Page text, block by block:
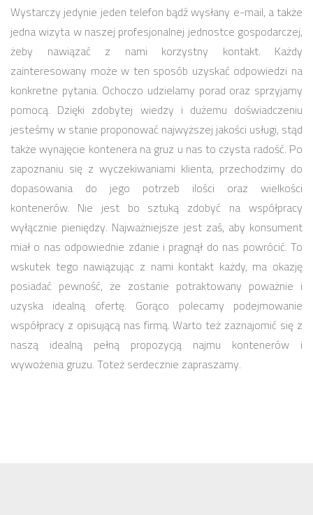
Wystarczy jedynie jeden telefon bądź wysłany e-mail, a także
jedna wizyta w naszej profesjonalnej jednostce gospodarczej,
żeby nawiązać z nami korzystny kontakt. Każdy
zainteresowany może w ten sposób uzyskać odpowiedzi na
konkretne pytania. Ochoczo udzielamy porad oraz sprzyjamy
pomocą. Dzięki zdobytej wiedzy i dużemu doświadczeniu
jesteśmy w stanie proponować najwyższej jakości usługi, stąd
także wynajęcie kontenera na gruz u nas to czysta radość. Po
zapoznaniu się z wyczekiwaniami klienta, przechodzimy do
dopasowania do jego potrzeb ilości oraz wielkości
kontenerów. Nie jest bo sztuką zdobyć na współpracy
wyłącznie pieniędzy. Najważniejsze jest zaś, aby konsument
miał o nas odpowiednie zdanie i pragnął do nas powrócić. To
wskutek tego nawiązując z nami kontakt każdy, ma okazję
posiadać pewność, że zostanie potraktowany poważnie i
uzyska idealną ofertę. Gorąco polecamy podejmowanie
współpracy z opisującą nas firmą. Warto też zaznajomić się z
naszą idealną pełną propozycją najmu kontenerów i
wywożenia gruzu. Toteż serdecznie zapraszamy.